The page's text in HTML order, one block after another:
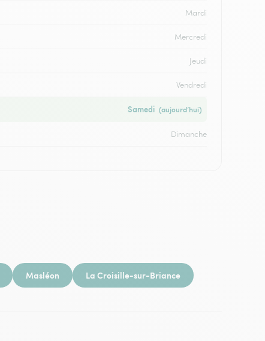
Mardi
Mercredi
Jeudi
Vendredi
Samedi (aujourd’hui)
Dimanche
Masléon La Croisille-sur-Briance